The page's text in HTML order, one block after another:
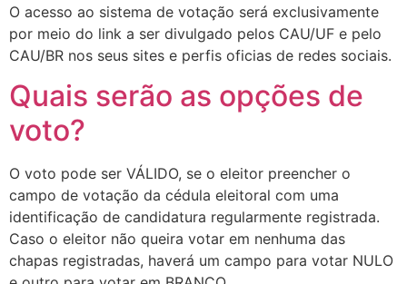
O acesso ao sistema de votação será exclusivamente
por meio do link a ser divulgado pelos CAU/UF e pelo
CAU/BR nos seus sites e perfis oficias de redes sociais.
Quais serão as opções de
voto?
O voto pode ser VÁLIDO, se o eleitor preencher o
campo de votação da cédula eleitoral com uma
identificação de candidatura regularmente registrada.
Caso o eleitor não queira votar em nenhuma das
chapas registradas, haverá um campo para votar NULO